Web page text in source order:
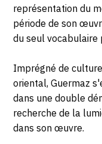
représentation du
période de son
du seul vocabulaire
Imprégné de
oriental, Guermaz
dans une double
recherche de la
dans son œuvre.